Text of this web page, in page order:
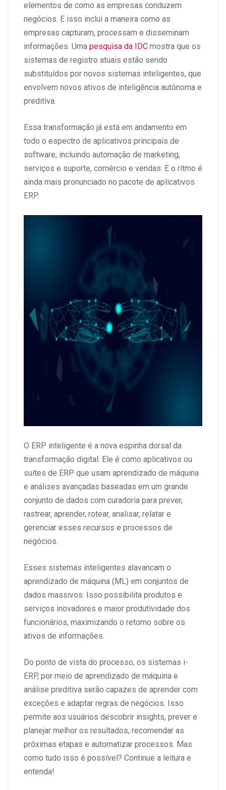
elementos de como as empresas conduzem
negócios. E isso inclui a maneira como as
empresas capturam, processam e disseminam
informações. Uma pesquisa da IDC mostra que os
sistemas de registro atuais estão sendo
substituídos por novos sistemas inteligentes, que
envolvem novos ativos de inteligência autônoma e
preditiva.
Essa transformação já está em andamento em
todo o espectro de aplicativos principais de
software, incluindo automação de marketing,
serviços e suporte, comércio e vendas. E o ritmo é
ainda mais pronunciado no pacote de aplicativos
ERP.
O ERP inteligente é a nova espinha dorsal da
transformação digital. Ele é como aplicativos ou
suítes de ERP que usam aprendizado de máquina
e análises avançadas baseadas em um grande
conjunto de dados com curadoria para prever,
rastrear, aprender, rotear, analisar, relatar e
gerenciar esses recursos e processos de
negócios.
Esses sistemas inteligentes alavancam o
aprendizado de máquina (ML) em conjuntos de
dados massivos. Isso possibilita produtos e
serviços inovadores e maior produtividade dos
funcionários, maximizando o retorno sobre os
ativos de informações.
Do ponto de vista do processo, os sistemas i-
ERP, por meio de aprendizado de máquina e
análise preditiva serão capazes de aprender com
exceções e adaptar regras de negócios. Isso
permite aos usuários descobrir insights, prever e
planejar melhor os resultados, recomendar as
próximas etapas e automatizar processos. Mas
como tudo isso é possível? Continue a leitura e
entenda!